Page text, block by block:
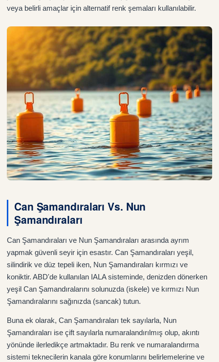
veya belirli amaçlar için alternatif renk şemaları kullanılabilir.
Can Şamandıraları Vs. Nun
Şamandıraları
Can Şamandıraları ve Nun Şamandıraları arasında ayrım
yapmak güvenli seyir için esastır. Can Şamandıraları yeşil,
silindirik ve düz tepeli iken, Nun Şamandıraları kırmızı ve
koniktir. ABD'de kullanılan IALA sisteminde, denizden dönerken
yeşil Can Şamandıralarını solunuzda (iskele) ve kırmızı Nun
Şamandıralarını sağınızda (sancak) tutun.
Buna ek olarak, Can Şamandıraları tek sayılarla, Nun
Şamandıraları ise çift sayılarla numaralandırılmış olup, akıntı
yönünde ilerledikçe artmaktadır. Bu renk ve numaralandırma
sistemi teknecilerin kanala göre konumlarını belirlemelerine ve